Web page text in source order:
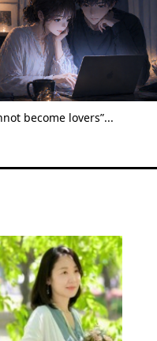
become lovers”...